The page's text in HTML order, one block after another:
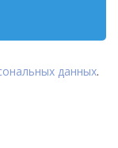
данных.